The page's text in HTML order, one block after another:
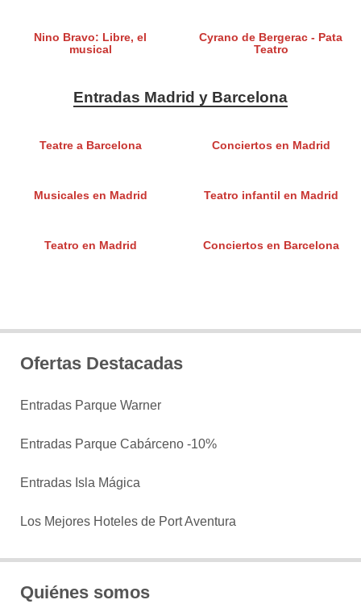
Nino Bravo: Libre, el
musical
Cyrano de Bergerac - Pata
Teatro
Entradas Madrid y Barcelona
Teatre a Barcelona Conciertos en Madrid
Musicales en Madrid Teatro infantil en Madrid
Teatro en Madrid Conciertos en Barcelona
Ofertas Destacadas
Entradas Parque Warner
Entradas Parque Cabárceno -10%
Entradas Isla Mágica
Los Mejores Hoteles de Port Aventura
Quiénes somos